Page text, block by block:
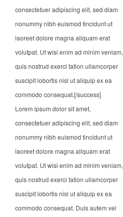
consectetuer adipiscing elit, sed diam
nonummy nibh euismod tincidunt ut
laoreet dolore magna aliquam erat
volutpat. Ut wisi enim ad minim veniam,
quis nostrud exerci tation ullamcorper
suscipit lobortis nisl ut aliquip ex ea
commodo consequat.[/success]
Lorem ipsum dolor sit amet,
consectetuer adipiscing elit, sed diam
nonummy nibh euismod tincidunt ut
laoreet dolore magna aliquam erat
volutpat. Ut wisi enim ad minim veniam,
quis nostrud exerci tation ullamcorper
suscipit lobortis nisl ut aliquip ex ea
commodo consequat. Duis autem vel